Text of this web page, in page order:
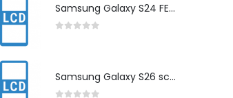
Samsung Galaxy S24 FE scherm herstelling
Samsung Galaxy S26 scherm herstelling